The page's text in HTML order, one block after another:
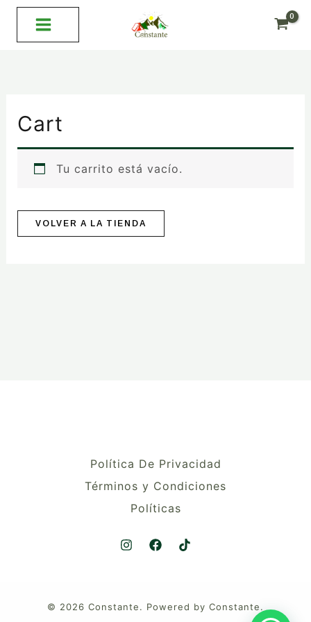
contenido
Cart
Tu carrito está vacío.
VOLVER A LA TIENDA
Política De Privacidad
Términos y Condiciones
Políticas
© 2026 Constante. Powered by Constante.